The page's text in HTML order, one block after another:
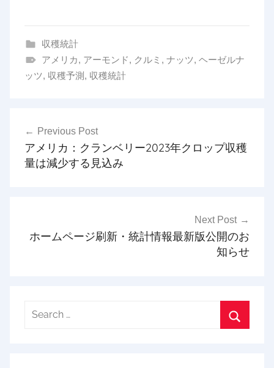
収穫統計
アメリカ, アーモンド, クルミ , ナッツ, ヘーゼルナ
ッツ, 収穫予測 , 収穫統計
ナ
Previous Post
アメリカ：クランベリー2023年クロップ収穫
量は減少する見込み
Next Post
ホームページ刷新・統計情報最新版公開のお
知らせ
Search